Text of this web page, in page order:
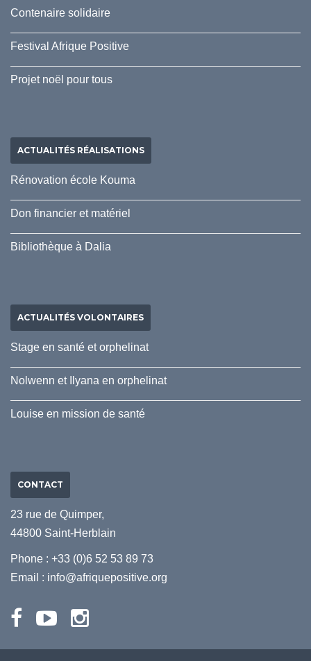
Contenaire solidaire
Festival Afrique Positive
Projet noël pour tous
ACTUALITÉS RÉALISATIONS
Rénovation école Kouma
Don financier et matériel
Bibliothèque à Dalia
ACTUALITÉS VOLONTAIRES
Stage en santé et orphelinat
Nolwenn et Ilyana en orphelinat
Louise en mission de santé
CONTACT
23 rue de Quimper,
44800 Saint-Herblain
Phone : +33 (0)6 52 53 89 73
Email : info@afriquepositive.org